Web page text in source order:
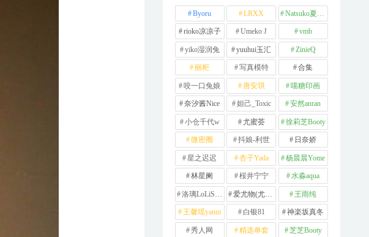
Byoru LRXX Natsuko夏夏子
rioko凉凉子 Umeko J vmb
yiko湿润兔 yuuhui玉汇 ZinieQ
丽柜 写真模特 合集
咬一口兔娘 唐安琪 喵糖印画
奈汐酱Nice 妲己_Toxic 安然anran
小仓千代w 尤蜜荟 徐莉芝Booty
微密圈 抖娘-利世 日奈娇
星之迟迟 杏子Yada 杨晨晨Yome
林星阑 桜井宁宁 水淼aqua
洛璃LoLiSAMA 爱尤物(尤果网) 王雨纯
王馨瑶yanni 白银81 神楽坂真冬
秀人网 精选单套 芝芝Booty